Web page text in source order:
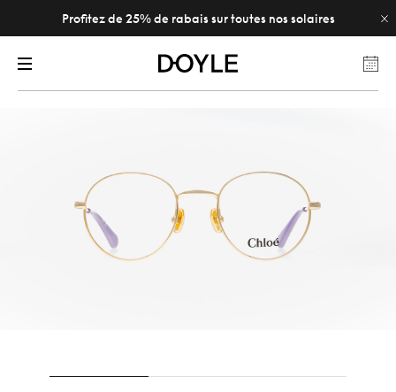
Profitez de 25% de rabais sur toutes nos solaires